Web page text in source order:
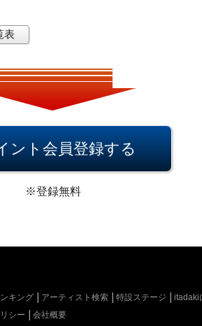
表
ント会員登録する
※登録無料
キング アーティスト検索 特設ステージ itadaki
シー
会社概要